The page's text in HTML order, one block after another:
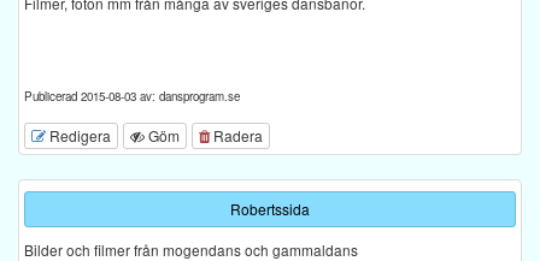
Publicerad 2015-08-03 av: dansprogram.se
Redigera Göm Radera
Robertssida
Bilder och filmer från mogendans och gammaldans